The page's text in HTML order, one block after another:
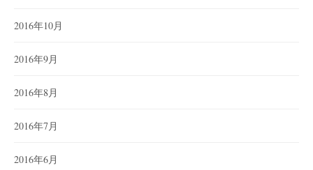
2016年10月
2016年9月
2016年8月
2016年7月
2016年6月